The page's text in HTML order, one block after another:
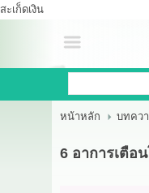
สะเก็ดเงิน
เข้าสู่ระบบ
สินค้าที่สนใ
หน้าหลัก
หน้าหลัก บทคว
6 อาการเตือ